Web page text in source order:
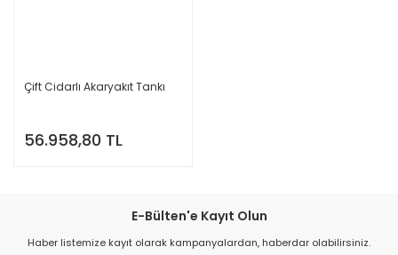
Çift Cidarlı Akaryakıt Tankı
56.958,80 TL
E-Bülten'e Kayıt Olun
Haber listemize kayıt olarak kampanyalardan, haberdar olabilirsiniz.